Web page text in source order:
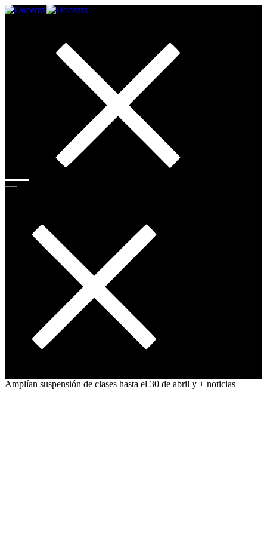
Amplían suspensión de clases hasta el 30 de abril y + noticias